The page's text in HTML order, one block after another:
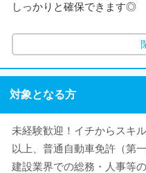
しっかりと確保できます◎
対象となる方
未経験歓迎！イチからスキ
以上、普通自動車免許（第
建設業界での総務・人事等